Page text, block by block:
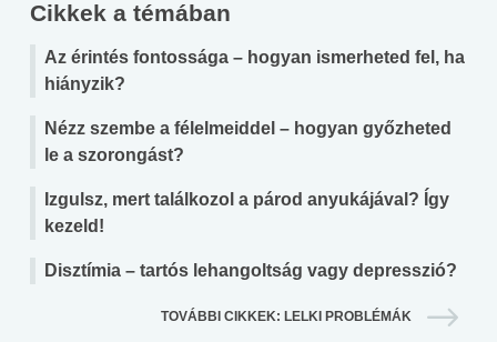
Cikkek a témában
Az érintés fontossága – hogyan ismerheted fel, ha
hiányzik?
Nézz szembe a félelmeiddel – hogyan győzheted
le a szorongást?
Izgulsz, mert találkozol a párod anyukájával? Így
kezeld!
Disztímia – tartós lehangoltság vagy depresszió?
TOVÁBBI CIKKEK: LELKI PROBLÉMÁK